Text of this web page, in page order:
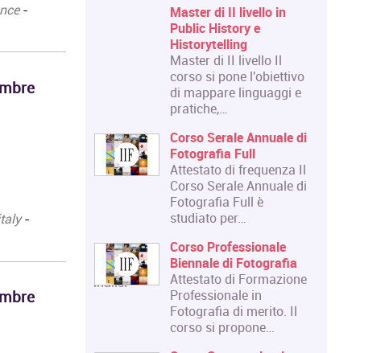
-
-
in
e
linguaggi e
Fotografia
in
Corso Fashion Design
Diploma Accademico di
Primo Livello - Laurea
Triennale in Fashion
Design, titolo…
Corso Triennale di
Restauro del Materiale
Cartaceo
La Qualifica formata dal
corso è quella di
Tecnico del Restauro di
Beni Culturali…
Master in
Organizzazione degli
Eventi dell'Arte e dello
Spettacolo
Il Master rilascia un
Diploma in
Organizzazione degli